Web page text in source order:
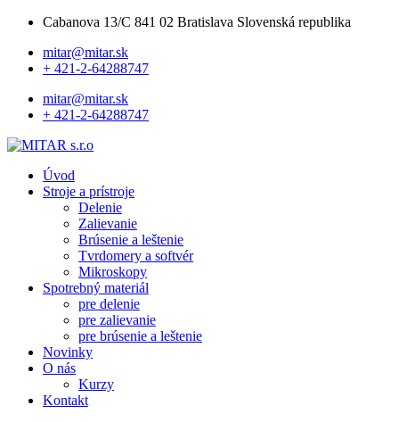
Cabanova 13/C 841 02 Bratislava Slovenská republika
mitar@mitar.sk
+ 421-2-64288747
mitar@mitar.sk
+ 421-2-64288747
Úvod
Stroje a prístroje
Delenie
Zalievanie
Brúsenie a leštenie
Tvrdomery a softvér
Mikroskopy
Spotrebný materiál
pre delenie
pre zalievanie
pre brúsenie a leštenie
Novinky
O nás
Kurzy
Kontakt